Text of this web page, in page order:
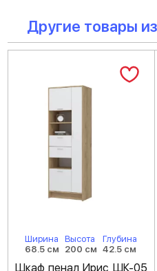
Другие товары
Ширина
68.5 см
Высота
200 см
Глубина
42.5 см
Шкаф пенал Ирис ШК-05